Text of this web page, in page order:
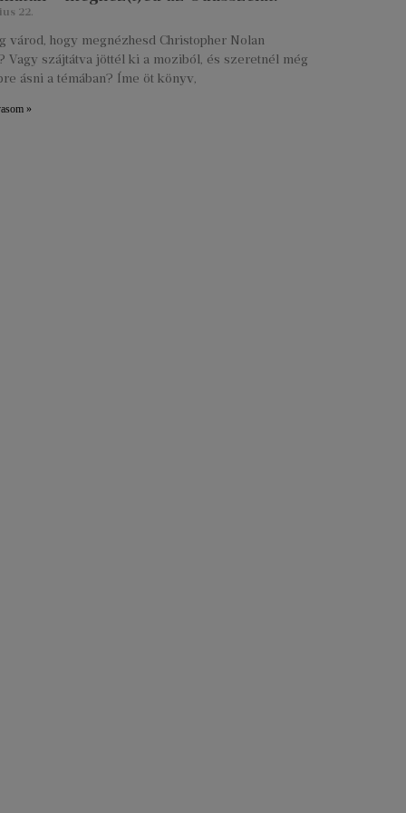
22.
várod, hogy megnézhesd Christopher Nolan
Vagy szájtátva jöttél ki a moziból, és szeretnél még
ásni a témában? Íme öt könyv,
»